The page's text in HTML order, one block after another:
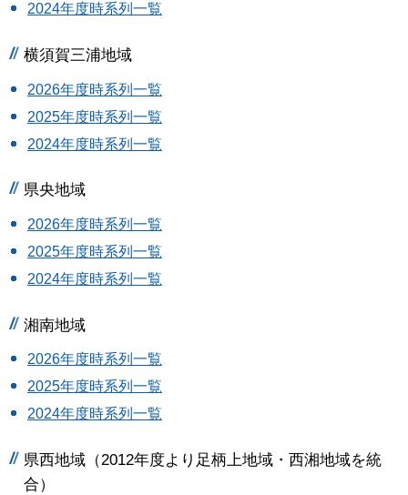
2024年度時系列一覧
横須賀三浦地域
2026年度時系列一覧
2025年度時系列一覧
2024年度時系列一覧
県央地域
2026年度時系列一覧
2025年度時系列一覧
2024年度時系列一覧
湘南地域
2026年度時系列一覧
2025年度時系列一覧
2024年度時系列一覧
県西地域（2012年度より足柄上地域・西湘地域を統
合）